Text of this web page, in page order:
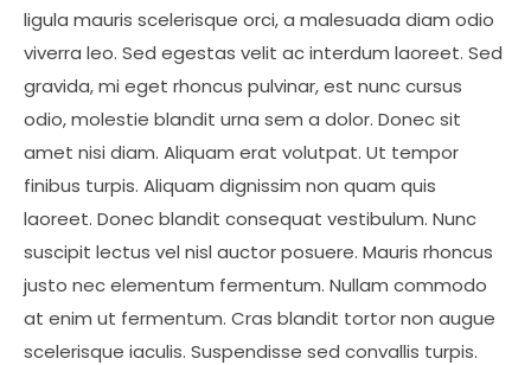
ligula mauris scelerisque orci, a malesuada diam odio
viverra leo. Sed egestas velit ac interdum laoreet. Sed
gravida, mi eget rhoncus pulvinar, est nunc cursus
odio, molestie blandit urna sem a dolor. Donec sit
amet nisi diam. Aliquam erat volutpat. Ut tempor
finibus turpis. Aliquam dignissim non quam quis
laoreet. Donec blandit consequat vestibulum. Nunc
suscipit lectus vel nisl auctor posuere. Mauris rhoncus
justo nec elementum fermentum. Nullam commodo
at enim ut fermentum. Cras blandit tortor non augue
scelerisque iaculis. Suspendisse sed convallis turpis.